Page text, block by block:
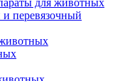
для животных
перевязочный